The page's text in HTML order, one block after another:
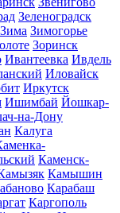
Зеленоградск
Зима Зимогорье
Зоринск
Ивантеевка Ивдель
Иловайск
Иркутск
Ишимбай Йошкар-
на-Дону
Калуга
Каменск-
Камышин
Карабаш
Каргополь